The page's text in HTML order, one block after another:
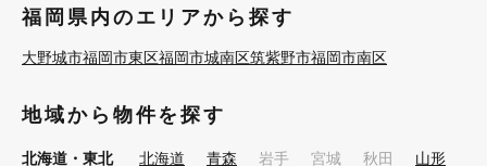
福岡県内のエリアから探す
大野城市福岡市東区福岡市城南区筑紫野市福岡市南区
地域から物件を探す
北海道・東北 北海道 青森 岩手 宮城 秋田 山形